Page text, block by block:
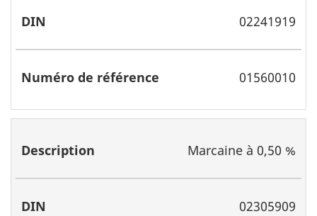
02241919
01560010
Marcaine à 0,50 %
02305909